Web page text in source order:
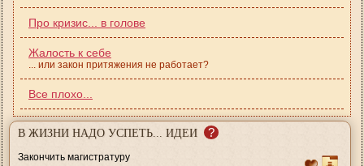
Про кризис... в голове
Жалость к себе
... или закон притяжения не работает?
Все плохо...
В ЖИЗНИ НАДО УСПЕТЬ... ИДЕИ ?
Закончить магистратуру